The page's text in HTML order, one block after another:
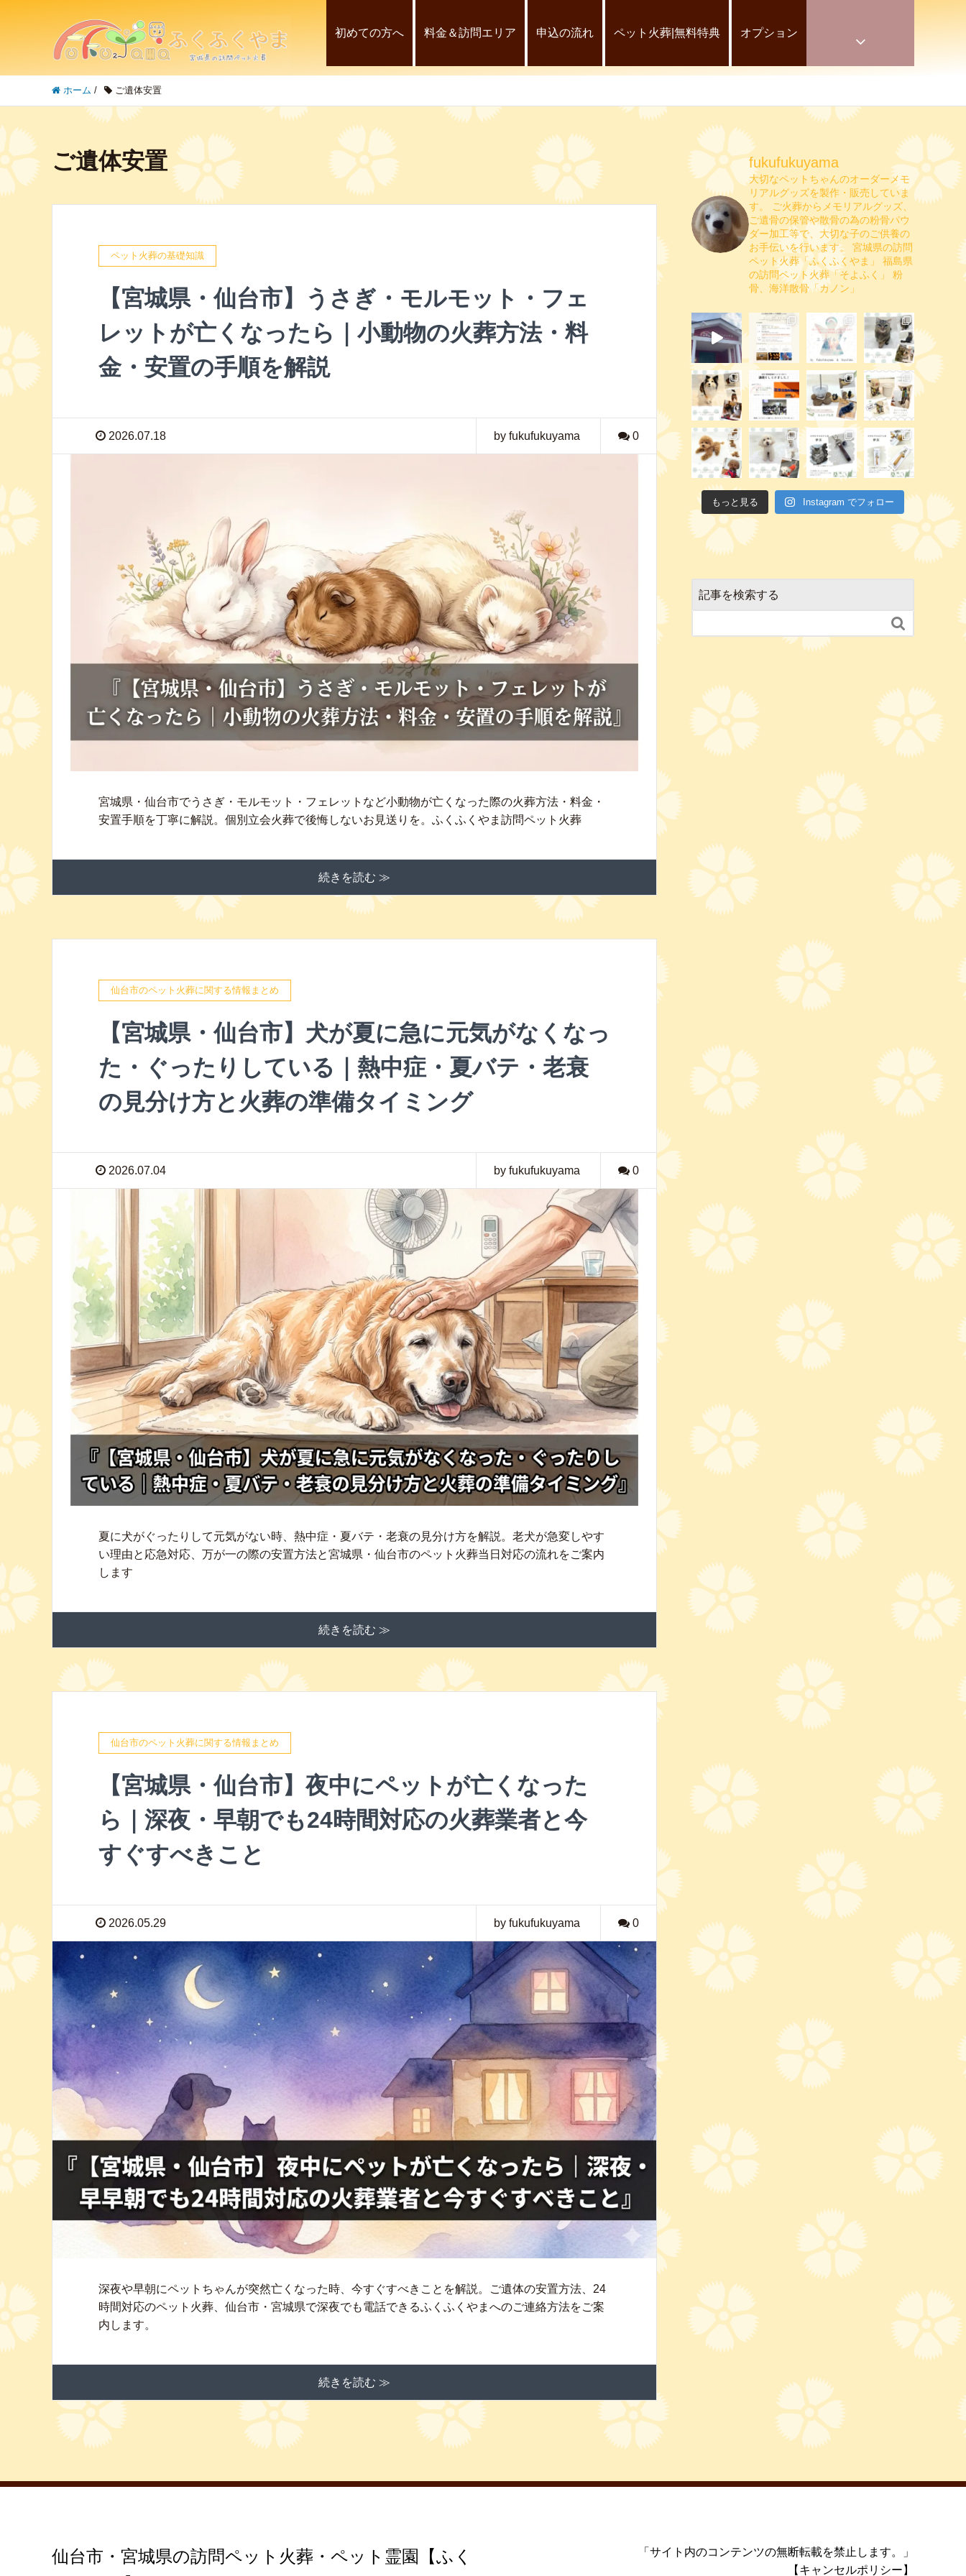
初めての方へ 料金＆訪問エリア 申込の流れ ペット火葬|無料特典 オプション
ホーム / ご遺体安置
ご遺体安置
ペット火葬の基礎知識
【宮城県・仙台市】うさぎ・モルモット・フェ
レットが亡くなったら｜小動物の火葬方法・料
金・安置の手順を解説
2026.07.18 by fukufukuyama 0
宮城県・仙台市でうさぎ・モルモット・フェレットなど小動物が亡くなった際の火葬方法・料金・
安置手順を丁寧に解説。個別立会火葬で後悔しないお見送りを。ふくふくやま訪問ペット火葬
続きを読む ≫
仙台市のペット火葬に関する情報まとめ
【宮城県・仙台市】犬が夏に急に元気がなくなっ
た・ぐったりしている｜熱中症・夏バテ・老衰
の見分け方と火葬の準備タイミング
2026.07.04 by fukufukuyama 0
夏に犬がぐったりして元気がない時、熱中症・夏バテ・老衰の見分け方を解説。老犬が急変しやす
い理由と応急対応、万が一の際の安置方法と宮城県・仙台市のペット火葬当日対応の流れをご案内
します
続きを読む ≫
仙台市のペット火葬に関する情報まとめ
【宮城県・仙台市】夜中にペットが亡くなった
ら｜深夜・早朝でも24時間対応の火葬業者と今
すぐすべきこと
2026.05.29 by fukufukuyama 0
深夜や早朝にペットちゃんが突然亡くなった時、今すぐすべきことを解説。ご遺体の安置方法、24
時間対応のペット火葬、仙台市・宮城県で深夜でも電話できるふくふくやまへのご連絡方法をご案
内します。
続きを読む ≫
fukufukuyama
大切なペットちゃんのオーダーメモ
リアルグッズを製作・販売していま
す。
ご火葬からメモリアルグッズ、
ご遺骨の保管や散骨の為の粉骨パウ
ダー加工等で、大切な子のご供養の
お手伝いを行います。
宮城県の訪問
ペット火葬「ふくふくやま」
福島県
の訪問ペット火葬「そよふく」
粉
骨、海洋散骨「カノン」
もっと見る Instagram でフォロー
記事を検索する

仙台市・宮城県の訪問ペット火葬・ペット霊園【ふく
「サイト内のコンテンツの無断転載を禁止します。」
【キャンセルポリシー】